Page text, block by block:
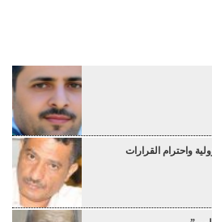
واحترام القرارات